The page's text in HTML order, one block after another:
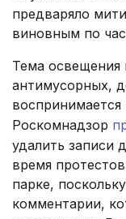
предваряло
виновным по
Тема освещения
антимусорных,
Роскомнадзор
удалить записи
время
парке,
комментарии,